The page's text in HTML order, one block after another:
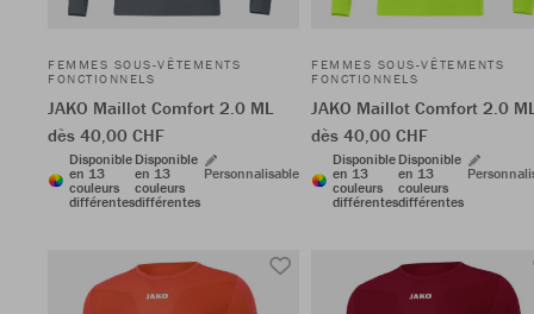
FEMMES SOUS-VÊTEMENTS
FONCTIONNELS
JAKO Maillot Comfort 2.0 ML
dès 40,00 CHF
Disponible
en 13
couleurs
différentes
Disponible
en 13
couleurs
différentes
Personnalisable
FEMMES SOUS-VÊTEMENTS
FONCTIONNELS
JAKO Maillot Comfort 2.0
dès 40,00 CHF
Disponible
en 13
couleurs
différentes
Disponible
en 13
couleurs
différentes